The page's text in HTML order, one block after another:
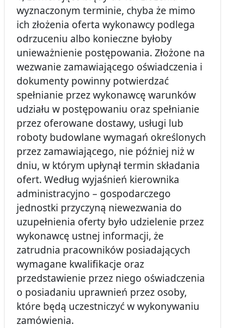
wyznaczonym terminie, chyba że mimo
ich złożenia oferta wykonawcy podlega
odrzuceniu albo konieczne byłoby
unieważnienie postępowania. Złożone na
wezwanie zamawiającego oświadczenia i
dokumenty powinny potwierdzać
spełnianie przez wykonawcę warunków
udziału w postępowaniu oraz spełnianie
przez oferowane dostawy, usługi lub
roboty budowlane wymagań określonych
przez zamawiającego, nie później niż w
dniu, w którym upłynął termin składania
ofert. Według wyjaśnień kierownika
administracyjno – gospodarczego
jednostki przyczyną niewezwania do
uzupełnienia oferty było udzielenie przez
wykonawcę ustnej informacji, że
zatrudnia pracowników posiadających
wymagane kwalifikacje oraz
przedstawienie przez niego oświadczenia
o posiadaniu uprawnień przez osoby,
które będą uczestniczyć w wykonywaniu
zamówienia.